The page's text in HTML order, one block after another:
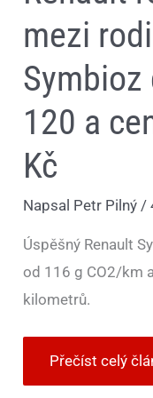
mezi
Symbioz
120 a
Kč
Napsal Petr Pilný/
Úspěšný Renault
od 116 g CO2/km
kilometrů.
Přečíst celý